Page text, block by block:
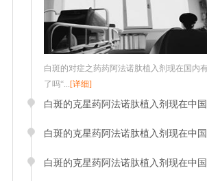
白斑的对症之药药阿法诺肽植入剂现在国内
了吗“...[详细]
白斑的克星药阿法诺肽植入剂现在中
白斑的克星药阿法诺肽植入剂现在中
白斑的克星药阿法诺肽植入剂现在中